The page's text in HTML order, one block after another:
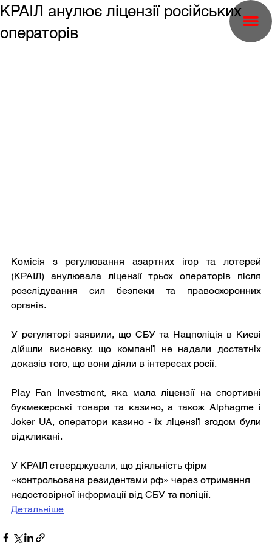
КРАІЛ анулює ліцензії російських
операторів
Комісія з регулювання азартних ігор та лотерей
(КРАІЛ) анулювала ліцензії трьох операторів після
розслідування сил безпеки та правоохоронних
органів.
У регуляторі заявили, що СБУ та Нацполіція в Києві
дійшли висновку, що компанії не надали достатніх
доказів того, що вони діяли в інтересах росії.
Play Fan Investment, яка мала ліцензії на спортивні
букмекерські товари та казино, а також Alphagme і
Joker UA, оператори казино - їх ліцензії згодом були
відкликані.
У КРАІЛ стверджували, що діяльність фірм
«контрольована резидентами рф» через отримання
недостовірної інформації від СБУ та поліції.
Детальніше